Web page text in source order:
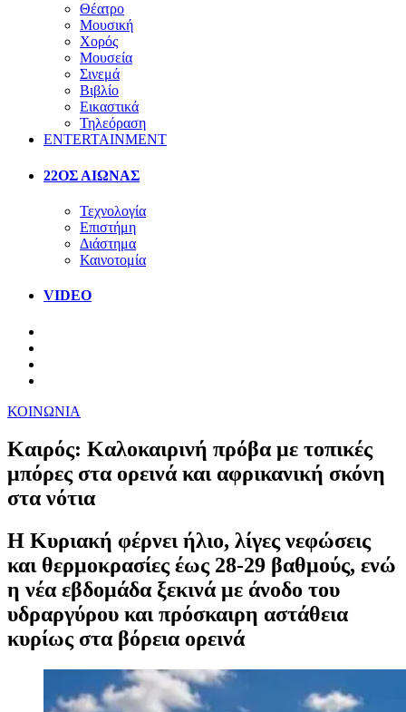
Θέατρο
Μουσική
Χορός
Μουσεία
Σινεμά
Βιβλίο
Εικαστικά
Τηλεόραση
ENTERTAINMENT
22ΟΣ ΑΙΩΝΑΣ
Τεχνολογία
Επιστήμη
Διάστημα
Καινοτομία
VIDEO
ΚΟΙΝΩΝΙΑ
Καιρός: Καλοκαιρινή πρόβα με τοπικές
μπόρες στα ορεινά και αφρικανική σκόνη
στα νότια
Η Κυριακή φέρνει ήλιο, λίγες νεφώσεις
και θερμοκρασίες έως 28-29 βαθμούς, ενώ
η νέα εβδομάδα ξεκινά με άνοδο του
υδραργύρου και πρόσκαιρη αστάθεια
κυρίως στα βόρεια ορεινά